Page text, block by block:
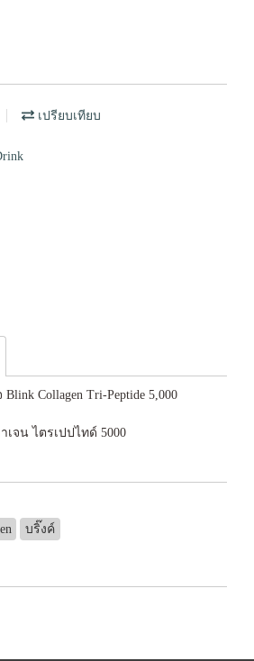
เปรียบเทียบ
Collagen Tri-Peptide 5,000
จน ไตรเปปไทด์ 5000
บริ๊งค์